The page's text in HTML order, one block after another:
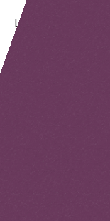
dressant un